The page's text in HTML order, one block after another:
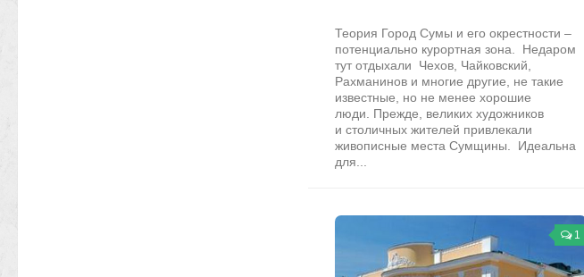
Теория Город Сумы и его окрестности –
потенциально курортная зона. Недаром
тут отдыхали Чехов, Чайковский,
Рахманинов и многие другие, не такие
известные, но не менее хорошие
люди. Прежде, великих художников
и столичных жителей привлекали
живописные места Сумщины. Идеальна
для...
1